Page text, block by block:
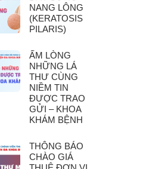
NANG LÔNG
(KERATOSIS
PILARIS)
ẤM LÒNG
NHỮNG LÁ
THƯ CÙNG
NIỀM TIN
ĐƯỢC TRAO
GỬI – KHOA
KHÁM BỆNH
THÔNG BÁO
CHÀO GIÁ